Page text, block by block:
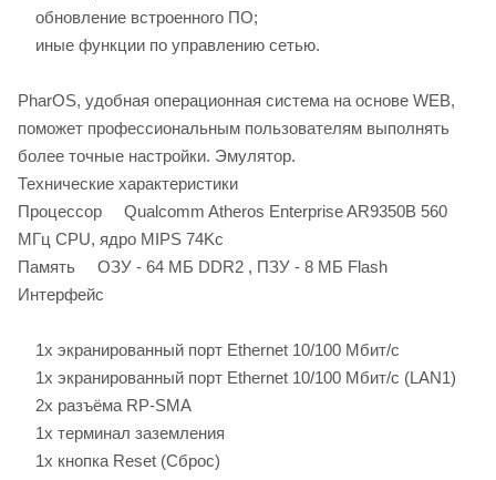
обновление встроенного ПО;
иные функции по управлению сетью.
PharOS, удобная операционная система на основе WEB,
поможет профессиональным пользователям выполнять
более точные настройки. Эмулятор.
Технические характеристики
Процессор Qualcomm Atheros Enterprise AR9350B 560
МГц CPU, ядро MIPS 74Kc
Память ОЗУ - 64 МБ DDR2 , ПЗУ - 8 МБ Flash
Интерфейс
1х экранированный порт Ethernet 10/100 Мбит/с
1х экранированный порт Ethernet 10/100 Мбит/с (LAN1)
2х разъёма RP-SMA
1х терминал заземления
1х кнопка Reset (Сброс)